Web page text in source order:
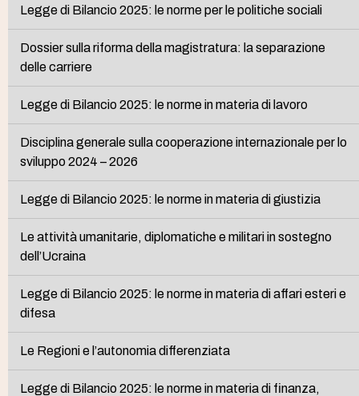
Legge di Bilancio 2025: le norme per le politiche sociali
Dossier sulla riforma della magistratura: la separazione
delle carriere
Legge di Bilancio 2025: le norme in materia di lavoro
Disciplina generale sulla cooperazione internazionale per lo
sviluppo 2024 – 2026
Legge di Bilancio 2025: le norme in materia di giustizia
Le attività umanitarie, diplomatiche e militari in sostegno
dell’Ucraina
Legge di Bilancio 2025: le norme in materia di affari esteri e
difesa
Le Regioni e l’autonomia differenziata
Legge di Bilancio 2025: le norme in materia di finanza,